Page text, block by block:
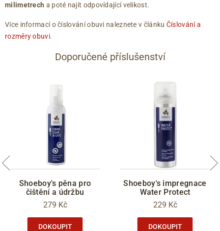
milimetrech a poté najít odpovídající velikost.
Více informací o číslování obuvi naleznete v článku Číslování a
rozměry obuvi.
Doporučené příslušenství
Shoeboy's pěna pro
čištění a údržbu
279 Kč
DOKOUPIT
Shoeboy's impregnace
Water Protect
229 Kč
DOKOUPIT